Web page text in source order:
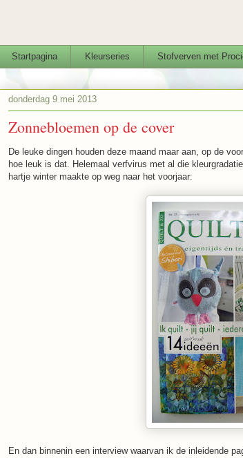
Startpagina Kleurseries Stofverven met
donderdag 9 mei 2013
Zonnebloemen op de cover
De leuke dingen houden deze maand maar aan, op de
hoe leuk is dat. Helemaal verfvirus met al die
hartje winter maakte op weg naar het voorjaar:
En dan binnenin een interview waarvan ik de inleidende